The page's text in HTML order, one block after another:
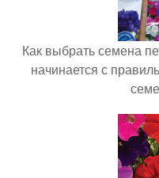
Как выбрать семена
начинается с